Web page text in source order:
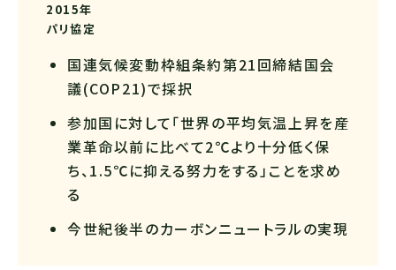
2015年
パリ協定
国連気候変動枠組条約第21回締結国会
議(COP21)で採択
参加国に対して「世界の平均気温上昇を産
業革命以前に比べて2℃より十分低く保
ち、1.5℃に抑える努力をする」ことを求め
る
今世紀後半のカーボンニュートラルの実現